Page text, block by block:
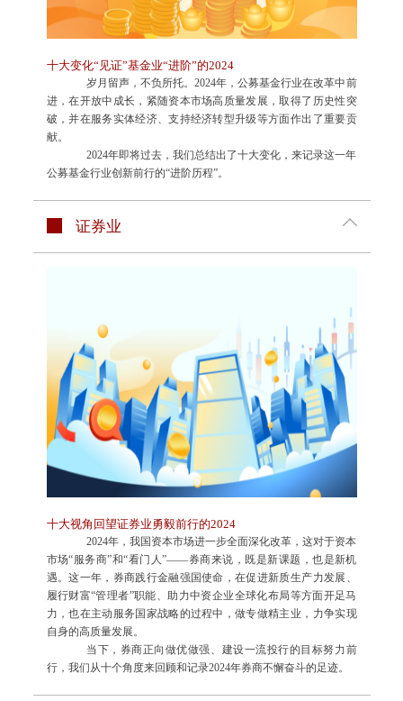
十大变化“见证”基金业“进阶”的2024
岁月留声，不负所托。2024年，公募基金行业在改革中前
进，在开放中成长，紧随资本市场高质量发展，取得了历史性突
破，并在服务实体经济、支持经济转型升级等方面作出了重要贡
献。
2024年即将过去，我们总结出了十大变化，来记录这一年
公募基金行业创新前行的“进阶历程”。
证券业
十大视角回望证券业勇毅前行的2024
2024年，我国资本市场进一步全面深化改革，这对于资本
市场“服务商”和“看门人”——券商来说，既是新课题，也是新机
遇。这一年，券商践行金融强国使命，在促进新质生产力发展、
履行财富“管理者”职能、助力中资企业全球化布局等方面开足马
力，也在主动服务国家战略的过程中，做专做精主业，力争实现
自身的高质量发展。
当下，券商正向做优做强、建设一流投行的目标努力前
行，我们从十个角度来回顾和记录2024年券商不懈奋斗的足迹。